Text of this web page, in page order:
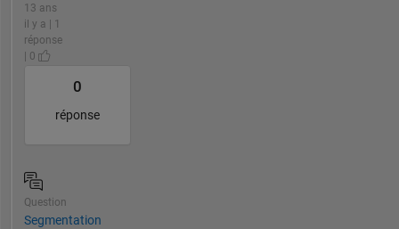
13 ans
il y a | 1
réponse
| 0
0
réponse
Question
Segmentation